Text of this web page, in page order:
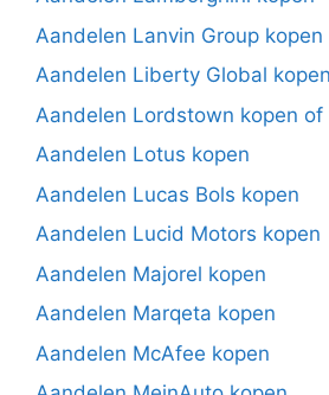
Aandelen Lanvin Group kopen
Aandelen Liberty Global kopen
Aandelen Lordstown kopen of
Aandelen Lotus kopen
Aandelen Lucas Bols kopen
Aandelen Lucid Motors kopen
Aandelen Majorel kopen
Aandelen Marqeta kopen
Aandelen McAfee kopen